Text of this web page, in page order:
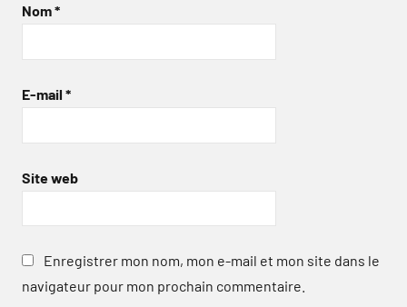
Nom*
E-mail *
Site web
Enregistrer mon nom, mon e-mail et mon site dans le
navigateur pour mon prochain commentaire.